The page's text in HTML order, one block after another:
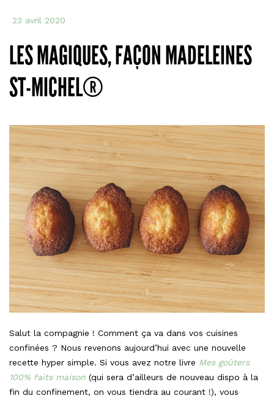
23 avril 2020
LES MAGIQUES, FAÇON MADELEINES
ST-MICHEL®
Salut la compagnie ! Comment ça va dans vos cuisines
confinées ? Nous revenons aujourd’hui avec une nouvelle
recette hyper simple. Si vous avez notre livre Mes goûters
100% faits maison (qui sera d’ailleurs de nouveau dispo à la
fin du confinement, on vous tiendra au courant !), vous